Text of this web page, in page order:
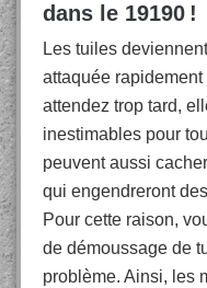
dans le 19190 !
Les tuiles
attaquée
attendez trop tard,
inestimables pour
peuvent aussi
qui engendreront
Pour cette raison,
de démoussage de
problème. Ainsi, les